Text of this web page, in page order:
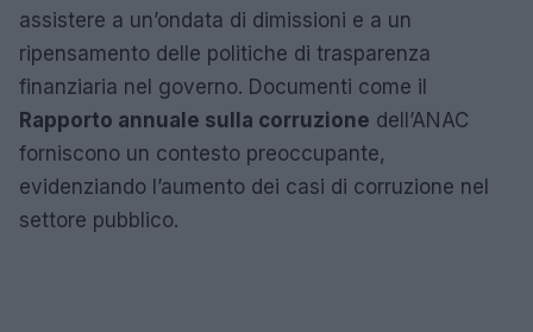
assistere a un’ondata di dimissioni e a un
ripensamento delle politiche di trasparenza
finanziaria nel governo. Documenti come il
Rapporto annuale sulla corruzione dell’ANAC
forniscono un contesto preoccupante,
evidenziando l’aumento dei casi di corruzione nel
settore pubblico.